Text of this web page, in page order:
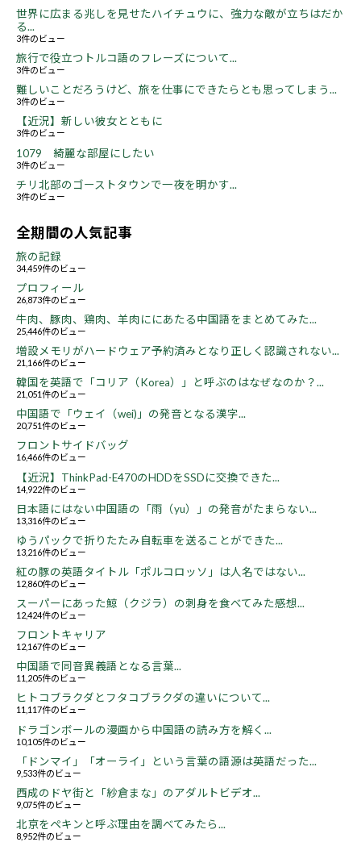
世界に広まる兆しを見せたハイチュウに、強力な敵が立ちはだか
る...
3件のビュー
旅行で役立つトルコ語のフレーズについて...
3件のビュー
難しいことだろうけど、旅を仕事にできたらとも思ってしまう...
3件のビュー
【近況】新しい彼女とともに
3件のビュー
1079 綺麗な部屋にしたい
3件のビュー
チリ北部のゴーストタウンで一夜を明かす...
3件のビュー
全期間の人気記事
旅の記録
34,459件のビュー
プロフィール
26,873件のビュー
牛肉、豚肉、鶏肉、羊肉ににあたる中国語をまとめてみた...
25,446件のビュー
増設メモリがハードウェア予約済みとなり正しく認識されない...
21,166件のビュー
韓国を英語で「コリア（Korea）」と呼ぶのはなぜなのか？...
21,051件のビュー
中国語で「ウェイ（wei)」の発音となる漢字...
20,751件のビュー
フロントサイドバッグ
16,466件のビュー
【近況】ThinkPad-E470のHDDをSSDに交換できた...
14,922件のビュー
日本語にはない中国語の「雨（yu）」の発音がたまらない...
13,316件のビュー
ゆうパックで折りたたみ自転車を送ることができた...
13,216件のビュー
紅の豚の英語タイトル「ポルコロッソ」は人名ではない...
12,860件のビュー
スーパーにあった鯨（クジラ）の刺身を食べてみた感想...
12,424件のビュー
フロントキャリア
12,167件のビュー
中国語で同音異義語となる言葉...
11,205件のビュー
ヒトコブラクダとフタコブラクダの違いについて...
11,117件のビュー
ドラゴンボールの漫画から中国語の読み方を解く...
10,105件のビュー
「ドンマイ」「オーライ」という言葉の語源は英語だった...
9,533件のビュー
西成のドヤ街と「紗倉まな」のアダルトビデオ...
9,075件のビュー
北京をペキンと呼ぶ理由を調べてみたら...
8,952件のビュー